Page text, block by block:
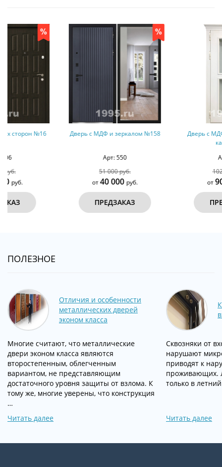
Дверь с МДФ и зеркалом №158
Дверь с МДФ, остеклением и
ПОЛЕЗНОЕ
Отличия и особенности
металлических дверей
эконом класса
Многие считают, что металлические
двери эконом класса являются
второстепенным, облегченным
вариантом, не представляющим
достаточного уровня защиты от взлома. К
тому же, многие уверены, что конструкция
…
Читать далее
Сквозняки от
нарушают
приводят к
проживающих.
только в
Читать далее